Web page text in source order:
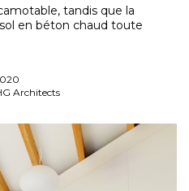
tandis que la
en béton chaud toute
Architects